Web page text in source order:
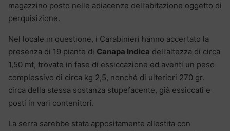
magazzino posto nelle adiacenze dell’abitazione oggetto di
perquisizione.
Nel locale in questione, i Carabinieri hanno accertato la
presenza di 19 piante di Canapa Indica dell’altezza di circa
1,50 mt, trovate in fase di essiccazione ed aventi un peso
complessivo di circa kg 2,5, nonché di ulteriori 270 gr.
circa della stessa sostanza stupefacente, già essiccati e
posti in vari contenitori.
La serra sarebbe stata appositamente allestita con